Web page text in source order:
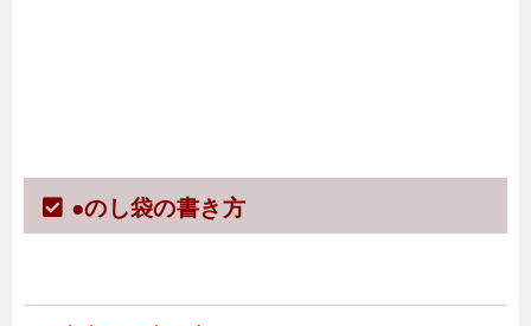
●のし袋の書き方